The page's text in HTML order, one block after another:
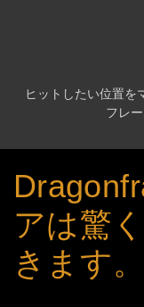
ヒットしたい位置を
フレ
アは驚
きます。